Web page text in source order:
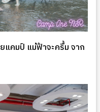
แคมป์ แม้ฟ้าจะครึ้ม จาก